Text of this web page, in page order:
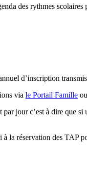
des rythmes
d’inscription
via le Portail Famille
par jour c’est à dire que
la réservation des TAP